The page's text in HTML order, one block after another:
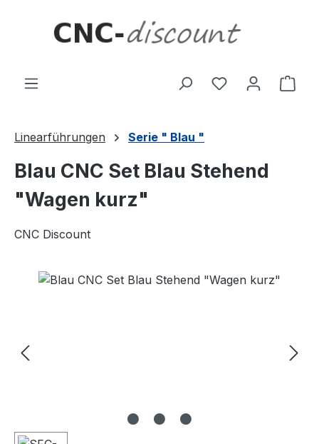
Linearführungen Serie " Blau "
Blau CNC Set Blau Stehend
"Wagen kurz"
CNC Discount
Bildergalerie überspringen